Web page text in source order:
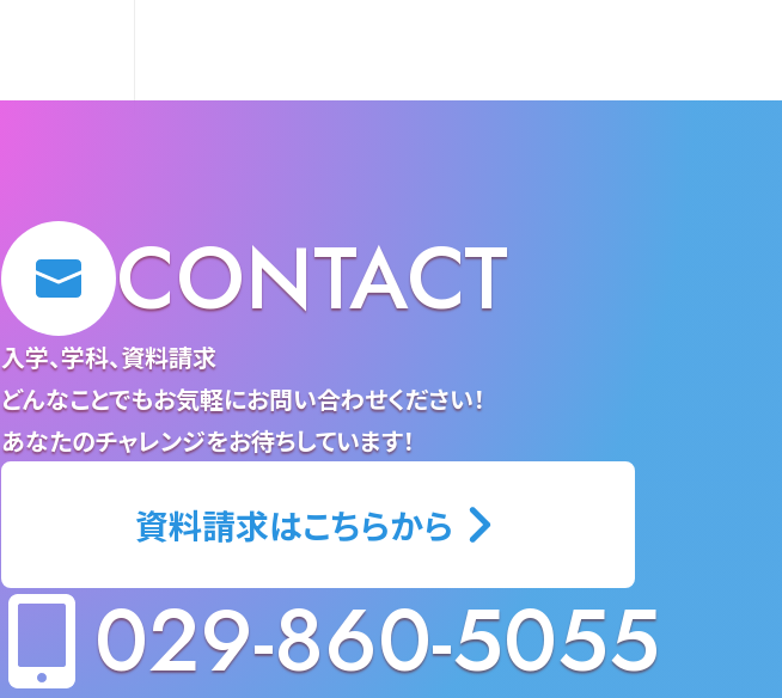
CONTACT
入学、学科、資料請求
どんなことでもお気軽にお問い合わせください！
あなたのチャレンジをお待ちしています！
資料請求はこちらから
029-860-5055